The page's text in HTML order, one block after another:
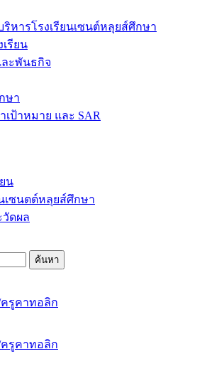
ริหารโรงเรียนเซนต์หลุยส์ศึกษา
เรียน
ะพันธกิจ
ษา
เป้าหมาย และ SAR
น
เซนตต์หลุยส์ศึกษา
วัดผล
รูคาทอลิก
รูคาทอลิก